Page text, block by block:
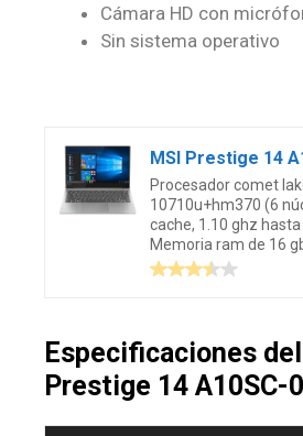
Cámara HD con
Sin sistema operativo
Procesador comet
10710u+hm370 (6
cache, 1.10 ghz
Memoria ram de 16
Especificaciones del
Prestige 14 A10SC-